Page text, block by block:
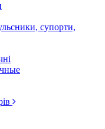
супорти,